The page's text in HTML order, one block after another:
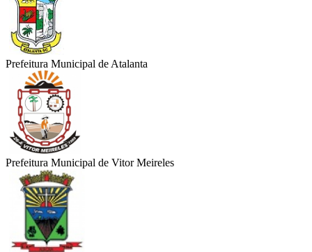
Prefeitura Municipal de Atalanta
Prefeitura Municipal de Vitor Meireles